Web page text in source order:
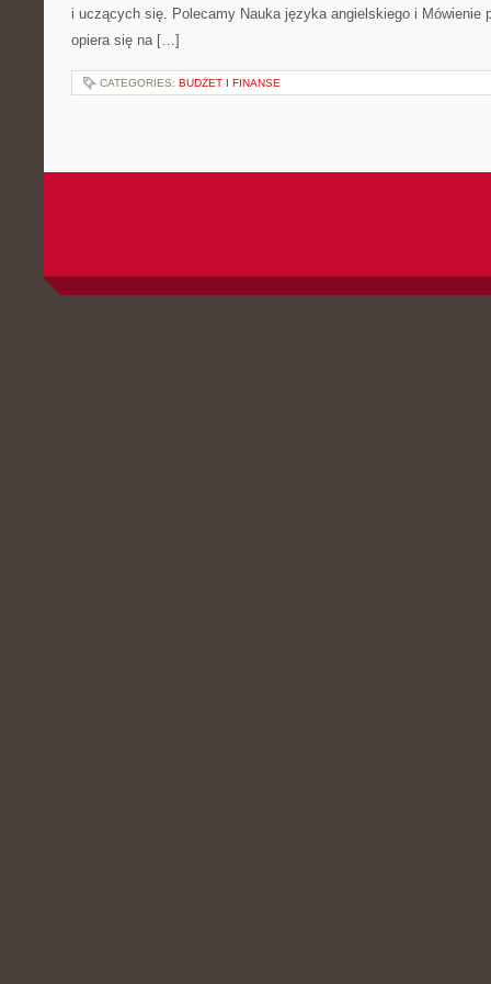
i uczących się. Polecamy Nauka języka angielskiego i Mówienie
opiera się na […]
CATEGORIES: BUDŻET I FINANSE